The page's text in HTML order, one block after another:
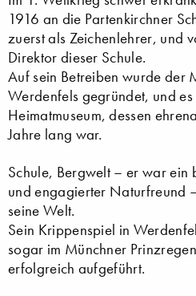
1916 an die Partenkirchner
zuerst als Zeichenlehrer, und
Direktor dieser Schule.
Auf sein Betreiben wurde der
Werdenfels gegründet, und
Heimatmuseum, dessen
Jahre lang war.
Schule, Bergwelt – er war ein
und engagierter Naturfreund
seine Welt.
Sein Krippenspiel in
sogar im Münchner
erfolgreich aufgeführt.